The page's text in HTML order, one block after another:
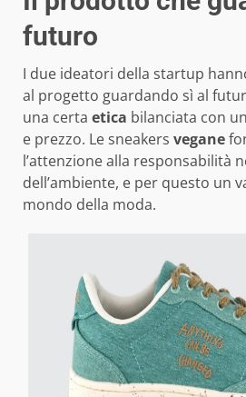
futuro
I due ideatori della startup
al progetto guardando sì al
una certa etica bilanciata con
e prezzo. Le sneakers vegane
l’attenzione alla responsabilità
dell’ambiente, e per questo un
mondo della moda.